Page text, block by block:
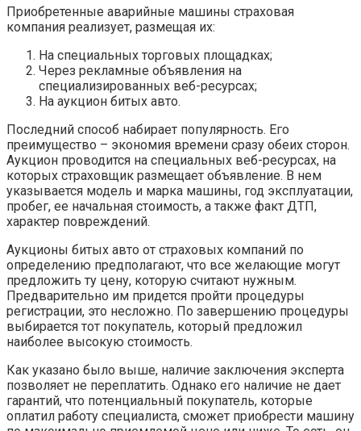
Приобретенные аварийные машины страховая
компания реализует, размещая их:
На специальных торговых площадках;
Через рекламные объявления на
специализированных веб-ресурсах;
На аукцион битых авто.
Последний способ набирает популярность. Его
преимущество – экономия времени сразу обеих сторон.
Аукцион проводится на специальных веб-ресурсах, на
которых страховщик размещает объявление. В нем
указывается модель и марка машины, год эксплуатации,
пробег, ее начальная стоимость, а также факт ДТП,
характер повреждений.
Аукционы битых авто от страховых компаний по
определению предполагают, что все желающие могут
предложить ту цену, которую считают нужным.
Предварительно им придется пройти процедуры
регистрации, это несложно. По завершению процедуры
выбирается тот покупатель, который предложил
наиболее высокую стоимость.
Как указано было выше, наличие заключения эксперта
позволяет не переплатить. Однако его наличие не дает
гарантий, что потенциальный покупатель, которые
оплатил работу специалиста, сможет приобрести машину